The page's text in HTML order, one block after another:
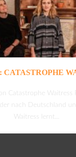
CATASTROPHE
Catastrophe Waitress
nach Deutschland
Waitress lernt...